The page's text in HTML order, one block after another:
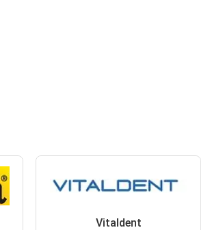
Vitaldent